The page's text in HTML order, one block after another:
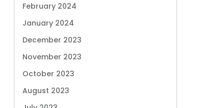
February 2024
January 2024
December 2023
November 2023
October 2023
August 2023